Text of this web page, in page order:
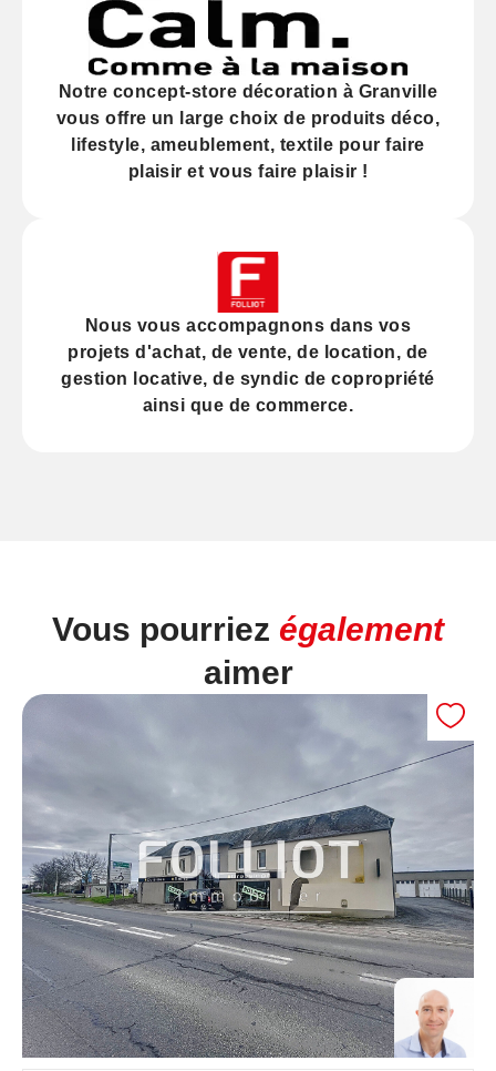
Notre concept-store décoration à Granville
vous offre un large choix de produits déco,
lifestyle, ameublement, textile pour faire
plaisir et vous faire plaisir !
Nous vous accompagnons dans vos
projets d'achat, devente, de location, de
gestion locative, de syndic de copropriété
ainsi que de commerce.
Vous pourriez également
aimer